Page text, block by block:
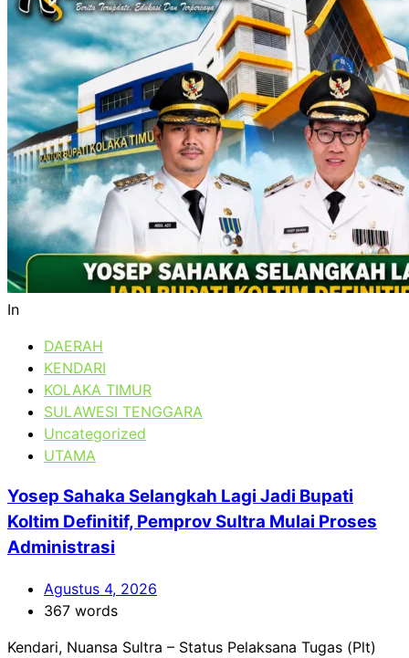
In
DAERAH
KENDARI
KOLAKA TIMUR
SULAWESI TENGGARA
Uncategorized
UTAMA
Yosep Sahaka Selangkah Lagi Jadi Bupati
Koltim Definitif, Pemprov Sultra Mulai Proses
Administrasi
Agustus 4, 2026
367 words
Kendari, Nuansa Sultra – Status Pelaksana Tugas (Plt)